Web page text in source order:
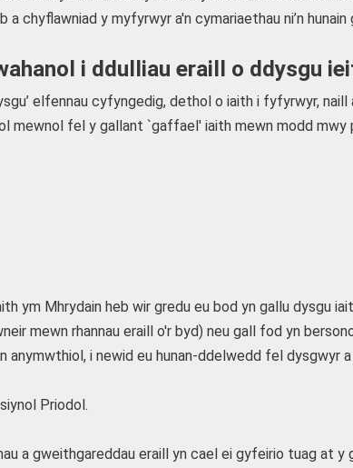
chyflawniad y myfyrwyr a'n cymariaethau ni’n
i ddulliau eraill o ddysgu
elfennau cyfyngedig, dethol o iaith i fyfyrwyr,
mewnol fel y gallant `gaffael' iaith mewn modd
ym Mhrydain heb wir gredu eu bod yn gallu dysgu
mewn rhannau eraill o'r byd) neu gall fod yn
anymwthiol, i newid eu hunan-ddelwedd fel dysgwyr
Priodol.
a gweithgareddau eraill yn cael ei gyfeirio tuag at